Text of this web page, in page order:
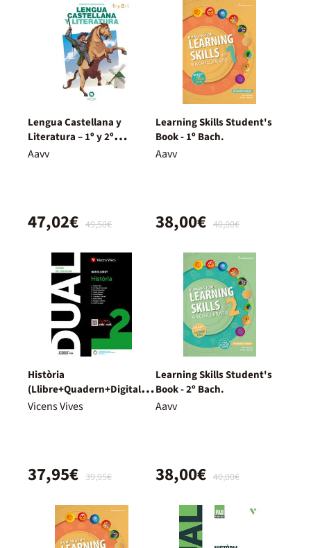
Lengua Castellana y
Literatura – 1º y 2º
Bachillerato – Nuevo
Aavv
49,50€
47,02€
Learning Skills Student's
Book - 1º Bach.
Aavv
40,00€
38,00€
Història
(Llibre+Quadern+Digital)
Dual
Vicens Vives
39,95€
37,95€
Learning Skills Student's
Book - 2º Bach.
Aavv
40,00€
38,00€